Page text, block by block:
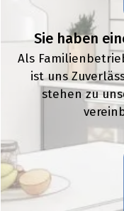
Sie haben
Als
ist uns
stehen zu